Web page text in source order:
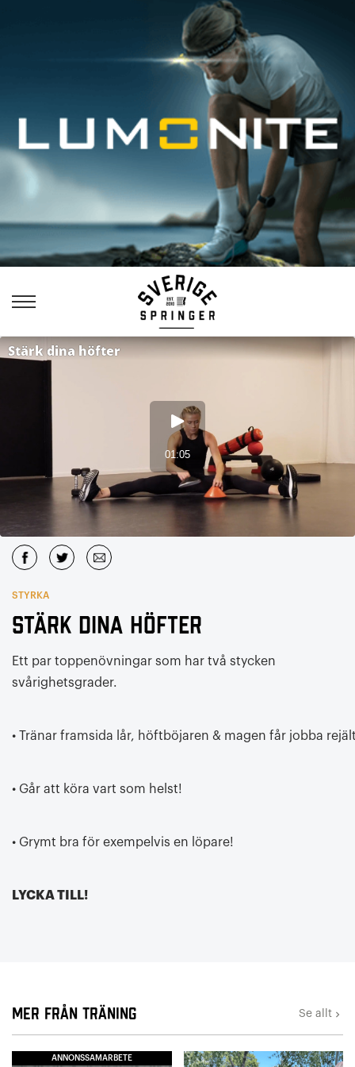
STYRKA
Stärk dina höfter
Ett par toppenövningar som har två stycken
svårighetsgrader.
• Tränar framsida lår, höftböjaren & magen får jobba
• Går att köra vart som helst!
• Grymt bra för exempelvis en löpare!
LYCKA TILL!
Mer från Träning Se allt keyboard_arrow_right
ANNONSSAMARBETE